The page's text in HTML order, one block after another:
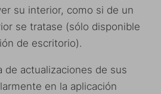
su interior, como si de un
se tratase (sólo disponible
de escritorio).
de actualizaciones de sus
en la aplicación